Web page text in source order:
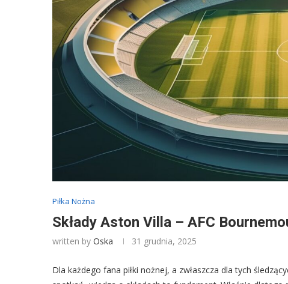
Piłka Nożna
Składy Aston Villa – AFC
written by Oska 31 grudnia, 2025
Dla każdego fana piłki nożnej, a zwłaszcza dla tych